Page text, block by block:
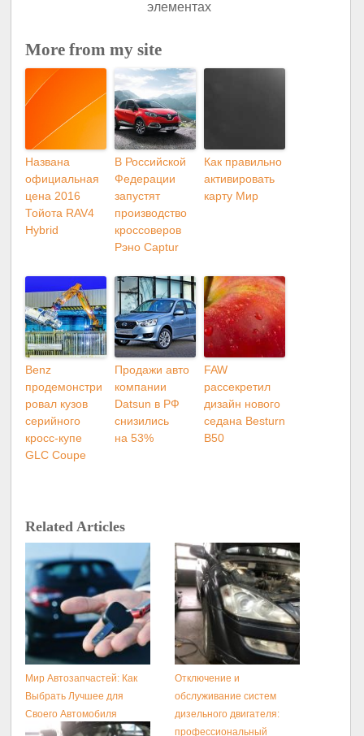
More from my site
Названа
официальная
цена 2016
Тойота RAV4
Hybrid
В Российской
Федерации
запустят
производство
кроссоверов
Рэно Captur
Как правильно
активировать
карту Мир
Benz
продемонстри
ровал кузов
серийного
кросс-купе
GLC Coupe
Продажи авто
компании
Datsun в РФ
снизились
на 53%
FAW
рассекретил
дизайн нового
седана Besturn
B50
Related Articles
Мир Автозапчастей: Как
Выбрать Лучшее для
Своего Автомобиля
Отключение и
обслуживание систем
дизельного двигателя:
профессиональный